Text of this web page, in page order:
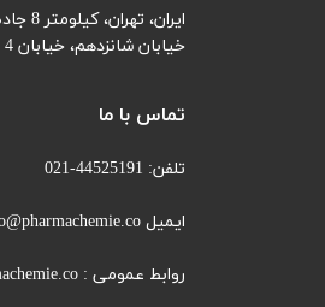
تماس با ما
تلفن: 44525191-021
ایمیل info@pharmachemie.co
روابط عمومی : pr@pharmachemie.co
ایران، تهران، کیلومتر 8 جاده مخصوص کرج - نرسیده به آزادگان
خیابان شانزدهم، خیابان 4 شرقی، پلاک 2